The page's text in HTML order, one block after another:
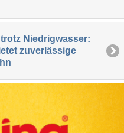
Niedrigwasser:
zuverlässige